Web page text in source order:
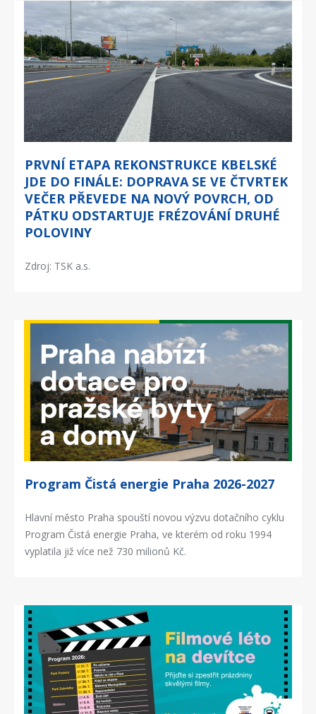
PRVNÍ ETAPA REKONSTRUKCE KBELSKÉ
JDE DO FINÁLE: DOPRAVA SE VE ČTVRTEK
VEČER PŘEVEDE NA NOVÝ POVRCH, OD
PÁTKU ODSTARTUJE FRÉZOVÁNÍ DRUHÉ
POLOVINY
Zdroj: TSK a.s.
Program Čistá energie Praha 2026-2027
Hlavní město Praha spouští novou výzvu dotačního cyklu
Program Čistá energie Praha, ve kterém od roku 1994
vyplatila již více než 730 milionů Kč.